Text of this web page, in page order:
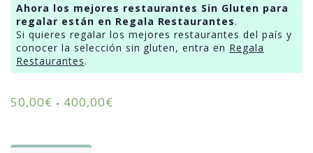
Ahora los mejores restaurantes Sin Gluten para
regalar están en Regala Restaurantes.
Si quieres regalar los mejores restaurantes del país y
conocer la selección sin gluten, entra en Regala
Restaurantes.
50,00€ - 400,00€